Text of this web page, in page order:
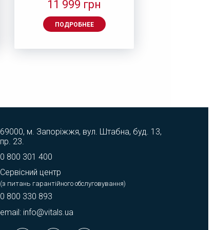
11 999 грн
ПОДРОБНЕЕ
69000, м. Запоріжжя, вул. Штабна, буд. 13,
пр. 23.
0 800 301 400
Сервісний центр
(з питань гарантійного обслуговування)
0 800 330 893
email: info@vitals.ua